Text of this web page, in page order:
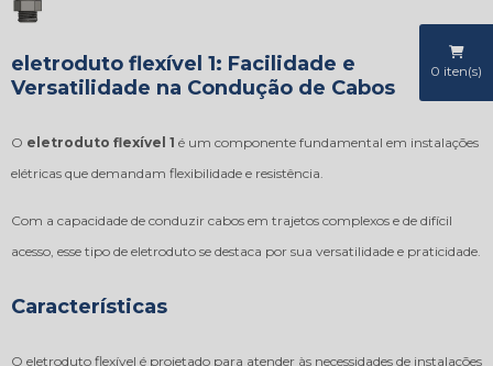
0 iten(s)
eletroduto flexível 1: Facilidade e
Versatilidade na Condução de Cabos
O eletroduto flexível 1 é um componente fundamental em instalações
elétricas que demandam flexibilidade e resistência.
Com a capacidade de conduzir cabos em trajetos complexos e de difícil
acesso, esse tipo de eletroduto se destaca por sua versatilidade e praticidade.
Características
O eletroduto flexível é projetado para atender às necessidades de instalações